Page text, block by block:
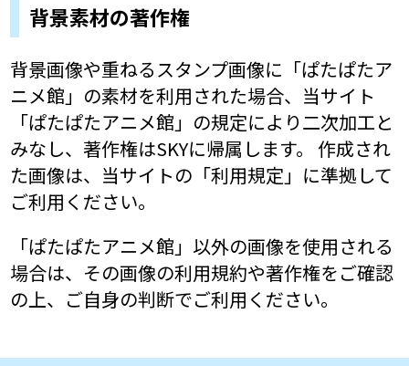
背景素材の著作権
背景画像や重ねるスタンプ画像に「ぱたぱたア
ニメ館」の素材を利用された場合、当サイト
「ぱたぱたアニメ館」の規定により二次加工と
みなし、著作権はSKYに帰属します。 作成され
た画像は、当サイトの「利用規定」に準拠して
ご利用ください。
「ぱたぱたアニメ館」以外の画像を使用される
場合は、その画像の利用規約や著作権をご確認
の上、ご自身の判断でご利用ください。